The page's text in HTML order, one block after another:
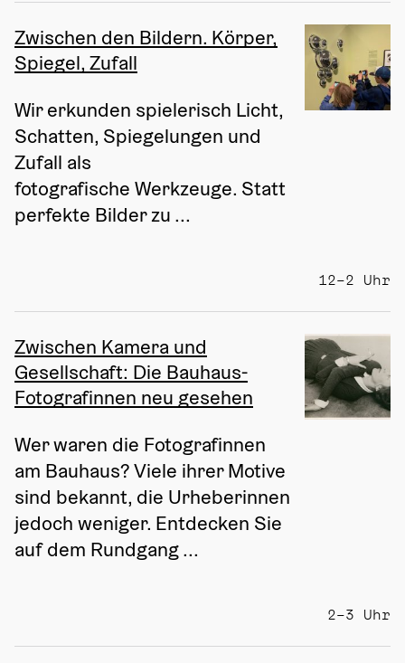
Zwischen den Bildern. Körper,
Spiegel, Zufall
Wir erkunden spielerisch Licht,
Schatten, Spiegelungen und
Zufall als
fotografische Werkzeuge. Statt
perfekte Bilder zu ...
12–2 Uhr
Zwischen Kamera und
Gesellschaft: Die Bauhaus-
Fotografinnen neu gesehen
Wer waren die Fotografinnen
am Bauhaus? Viele ihrer Motive
sind bekannt, die Urheberinnen
jedoch weniger. Entdecken Sie
auf dem Rundgang ...
2–3 Uhr